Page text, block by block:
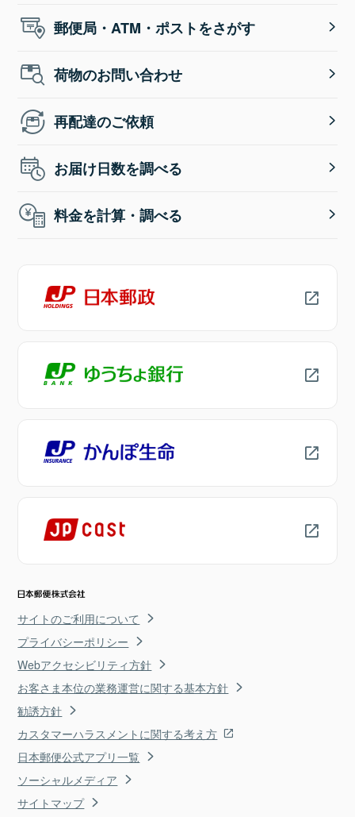
郵便局・ATM・ポストをさがす
荷物のお問い合わせ
再配達のご依頼
お届け日数を調べる
料金を計算・調べる
サイトのご利用について
プライバシーポリシー
Webアクセシビリティ方針
お客さま本位の業務運営に関する基本方針
勧誘方針
カスタマーハラスメントに関する考え方
日本郵便公式アプリ一覧
ソーシャルメディア
サイトマップ